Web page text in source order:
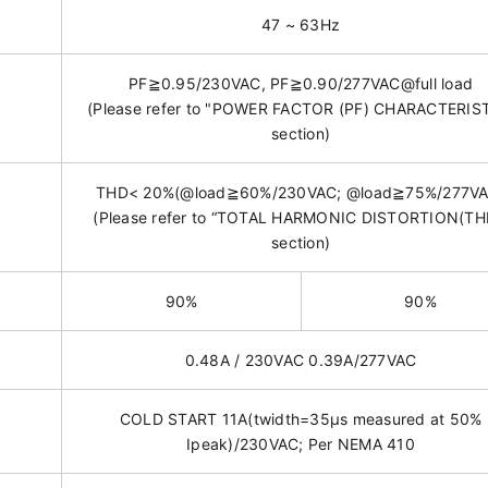
47 ~ 63Hz
PF≧0.95/230VAC, PF≧0.90/277VAC@full load
(Please refer to "POWER FACTOR (PF)
section)
THD< 20%(@load≧60%/230VAC; @load≧75%/
(Please refer to “TOTAL HARMONIC
section)
90% 90%
0.48A / 230VAC 0.39A/277VAC
COLD START 11A(twidth=35μs measured at 50%
Ipeak)/230VAC; Per NEMA 410